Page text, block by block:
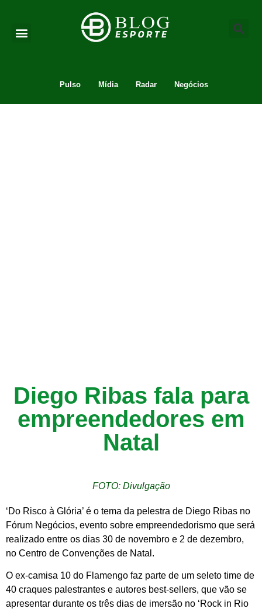
Pulso Mídia Radar Negócios
Diego Ribas fala para
empreendedores em
Natal
FOTO: Divulgação
‘Do Risco à Glória’ é o tema da pelestra de Diego Ribas no
Fórum Negócios, evento sobre empreendedorismo que será
realizado entre os dias 30 de novembro e 2 de dezembro,
no Centro de Convenções de Natal.
O ex-camisa 10 do Flamengo faz parte de um seleto time de
40 craques palestrantes e autores best-sellers, que vão se
apresentar durante os três dias de imersão no ‘Rock in Rio